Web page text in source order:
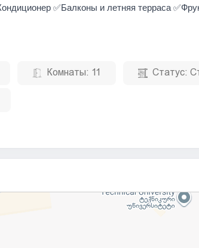
✅Балконы и летняя терраса
Комнаты: 11 Статус: